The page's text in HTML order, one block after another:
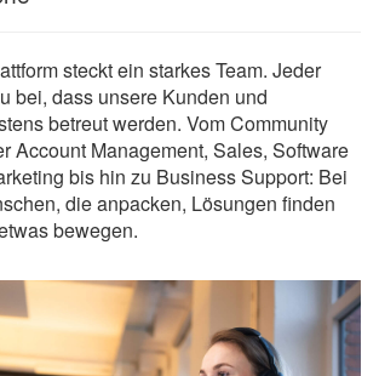
steckt ein starkes Team. Jeder
bei, dass unsere Kunden und
betreut werden. Vom Community
Account Management, Sales, Software
bis hin zu Business Support: Bei
die anpacken, Lösungen finden
bewegen.